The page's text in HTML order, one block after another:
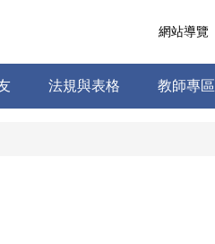
法規與表格 教師專區
網站導覽